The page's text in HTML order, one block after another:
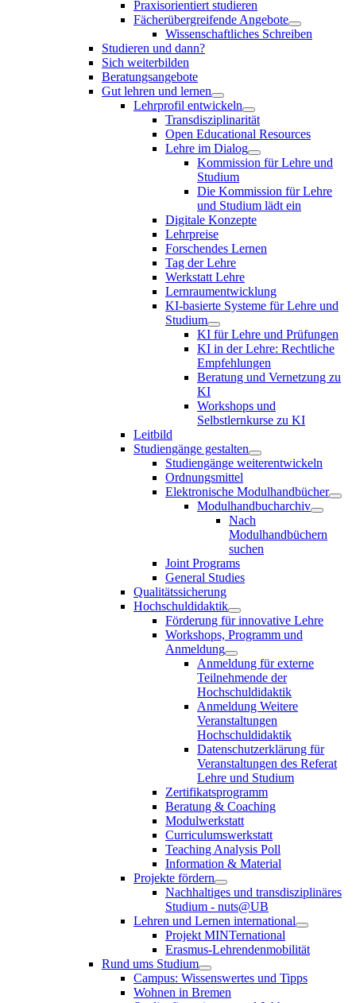
Praxisorientiert studieren
Fächerübergreifende Angebote
Wissenschaftliches Schreiben
Studieren und dann?
Sich weiterbilden
Beratungsangebote
Gut lehren und lernen
Lehrprofil entwickeln
Transdisziplinarität
Open Educational Resources
Lehre im Dialog
Kommission für Lehre und
Studium
Die Kommission für Lehre
und Studium lädt ein
Digitale Konzepte
Lehrpreise
Forschendes Lernen
Tag der Lehre
Werkstatt Lehre
Lernraumentwicklung
KI-basierte Systeme für Lehre und
Studium
KI für Lehre und Prüfungen
KI in der Lehre: Rechtliche
Empfehlungen
Beratung und Vernetzung zu
KI
Workshops und
Selbstlernkurse zu KI
Leitbild
Studiengänge gestalten
Studiengänge weiterentwickeln
Ordnungsmittel
Elektronische Modulhandbücher
Modulhandbucharchiv
Nach
Modulhandbüchern
suchen
Joint Programs
General Studies
Qualitätssicherung
Hochschuldidaktik
Förderung für innovative Lehre
Workshops, Programm und
Anmeldung
Anmeldung für externe
Teilnehmende der
Hochschuldidaktik
Anmeldung Weitere
Veranstaltungen
Hochschuldidaktik
Datenschutzerklärung für
Veranstaltungen des Referat
Lehre und Studium
Zertifikatsprogramm
Beratung & Coaching
Modulwerkstatt
Curriculumswerkstatt
Teaching Analysis Poll
Information & Material
Projekte fördern
Nachhaltiges und transdisziplinäres
Studium - nuts@UB
Lehren und Lernen international
Projekt MINTernational
Erasmus-Lehrendenmobilität
Rund ums Studium
Campus: Wissenswertes und Tipps
Wohnen in Bremen